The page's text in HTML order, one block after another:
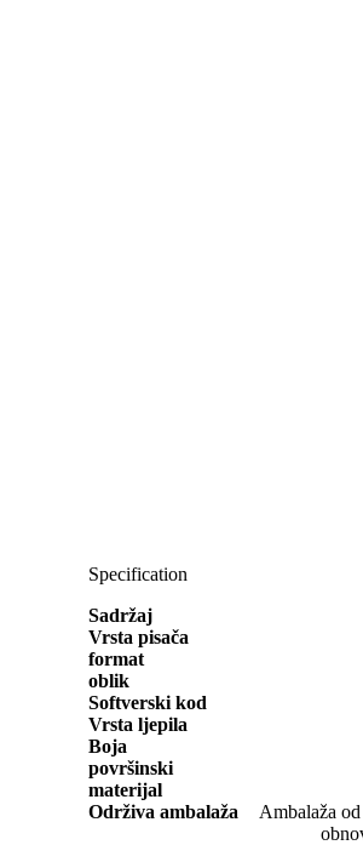
Specification
Sadržaj
Vrsta pisača
format
oblik
Softverski kod
Vrsta ljepila
Boja
površinski
materijal
Održiva ambalaža
Ambalaža